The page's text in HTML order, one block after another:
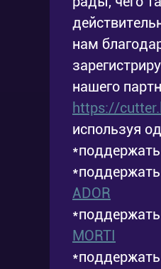
Смотрите дораму
хорошем качестве и
нашем сайте
нам
нашего
https://
используя
ADOR
MORTI